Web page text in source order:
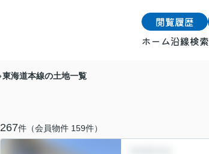
閲覧履歴
ホーム沿線検索
東海道本線の土地一覧
267件（会員物件 159件）